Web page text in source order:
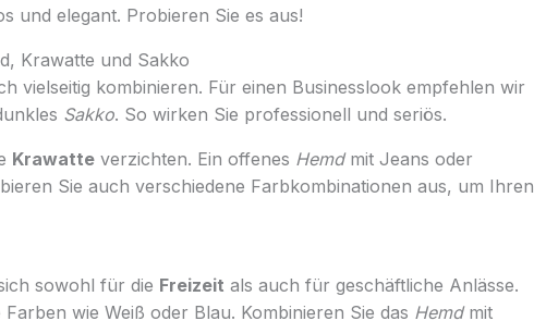
und elegant. Probieren Sie es aus!
Krawatte und Sakko
vielseitig kombinieren. Für einen Businesslook empfehlen wir
Sakko. So wirken Sie professionell und seriös.
Krawatteverzichten. Ein offenes Hemdmit Jeans oder
Sie auch verschiedene Farbkombinationen aus, um Ihren
sowohl für die Freizeit als auch für geschäftliche Anlässe.
wie Weiß oder Blau. Kombinieren Sie das Hemdmit